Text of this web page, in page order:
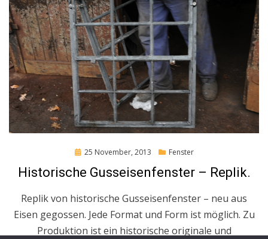
Posted
25 November, 2013 Fenster
Historische Gusseisenfenster – Replik.
Replik von historische Gusseisenfenster – neu aus
Eisen gegossen. Jede Format und Form ist möglich. Zu
Produktion ist ein historische originale und